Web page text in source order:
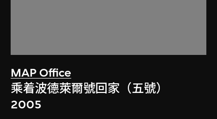
MAP Office
乘着波德萊爾號回家（五號）
2005